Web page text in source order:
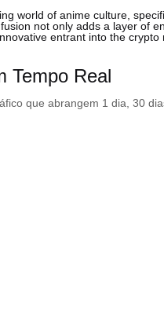
world of anime culture,
not only adds a layer of
entrant into the crypto
Tempo Real
que abrangem 1 dia, 30